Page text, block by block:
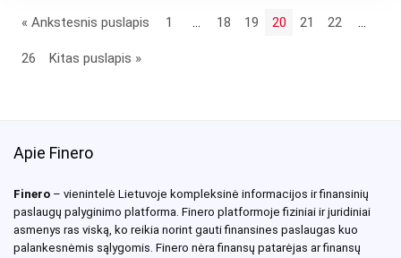
« Ankstesnis puslapis 1 18 19 20 21 22
26 Kitas puslapis »
Apie Finero
Finero – vienintelė Lietuvoje kompleksinė informacijos ir finansinių
paslaugų palyginimo platforma. Finero platformoje fiziniai ir juridiniai
asmenys ras viską, ko reikia norint gauti finansines paslaugas kuo
palankesnėmis sąlygomis. Finero nėra finansų patarėjas ar finansų